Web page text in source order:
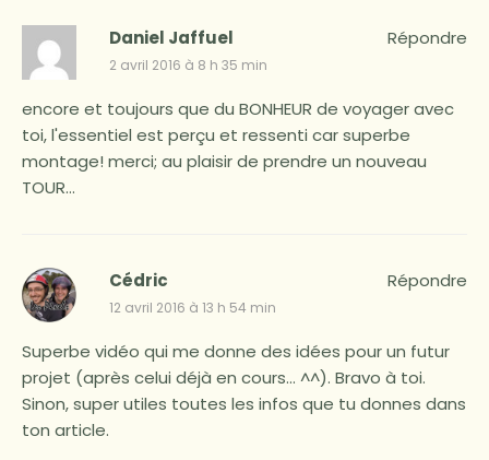
Daniel Jaffuel
2 avril 2016 à 8 h 35 min
encore et toujours que du BONHEUR de voyager avec
toi, l'essentiel est perçu et ressenti car superbe
montage! merci; au plaisir de prendre un nouveau
TOUR…
Répondre
Cédric
12 avril 2016 à 13 h 54 min
Superbe vidéo qui me donne des idées pour un futur
projet (après celui déjà en cours… ^^). Bravo à toi.
Sinon, super utiles toutes les infos que tu donnes dans
ton article.
Répondre